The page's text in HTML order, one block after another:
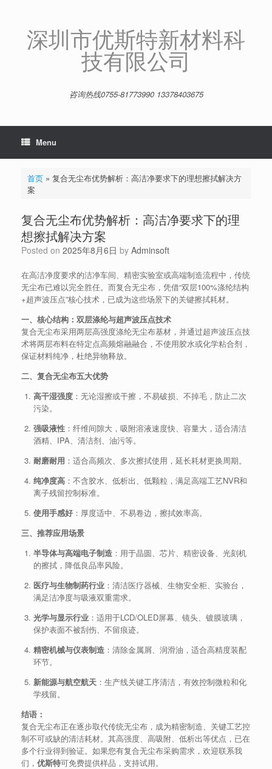
深圳市优斯特新材料科
技有限公司
咨询热线0755-81773990 13378403675
Menu
首页» 复合无尘布优势解析：高洁净要求下的理想擦拭解决方
案
复合无尘布优势解析：高洁净要求下的理
想擦拭解决方案
Posted on 2025年8月6日 by Adminsoft
在高洁净度要求的洁净车间、精密实验室或高端制造流程中，传统
无尘布已难以完全胜任。而复合无尘布，凭借“双层100%涤纶结构
+超声波压点”核心技术，已成为这些场景下的关键擦拭耗材。
一、核心结构：双层涤纶与超声波压点技术
复合无尘布采用两层高强度涤纶无尘布基材，并通过超声波压点技
术将两层布料在特定点高频熔融融合，不使用胶水或化学粘合剂，
保证材料纯净，杜绝异物释放。
二、复合无尘布五大优势
高干湿强度：无论湿擦或干擦，不易破损、不掉毛，防止二次
污染。
强吸液性：纤维间隙大，吸附溶液速度快、容量大，适合清洁
酒精、IPA、清洁剂、油污等。
耐磨耐用 ：适合高频次、多次擦拭使用，延长耗材更换周期。
纯净度高：不含胶水、低析出、低颗粒，满足高端工艺NVR和
离子残留控制标准。
使用手感好：厚度适中、不易卷边，擦拭效率高。
三、推荐应用场景
半导体与高端电子制造：用于晶圆、芯片、精密设备、光刻机
的擦拭，降低良品率风险。
医疗与生物制药行业：清洁医疗器械、生物安全柜、实验台，
满足洁净度与吸液双重需求。
光学与显示行业：适用于LCD/OLED屏幕、镜头、镀膜玻璃，
保护表面不被刮伤、不留痕迹。
精密机械与仪表制造：清除金属屑、润滑油，适合高精度装配
环节。
新能源与航空航天：生产线关键工序清洁，有效控制微粒和化
学残留。
结语：
复合无尘布正在逐步取代传统无尘布，成为精密制造、关键工艺控
制不可或缺的清洁耗材。其高强度、高吸附、低析出等优点，已在
多个行业得到验证。如果您有复合无尘布采购需求，欢迎联系我
们， 优斯特可免费提供样品，支持试用。